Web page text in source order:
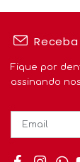
Fique por
assinando